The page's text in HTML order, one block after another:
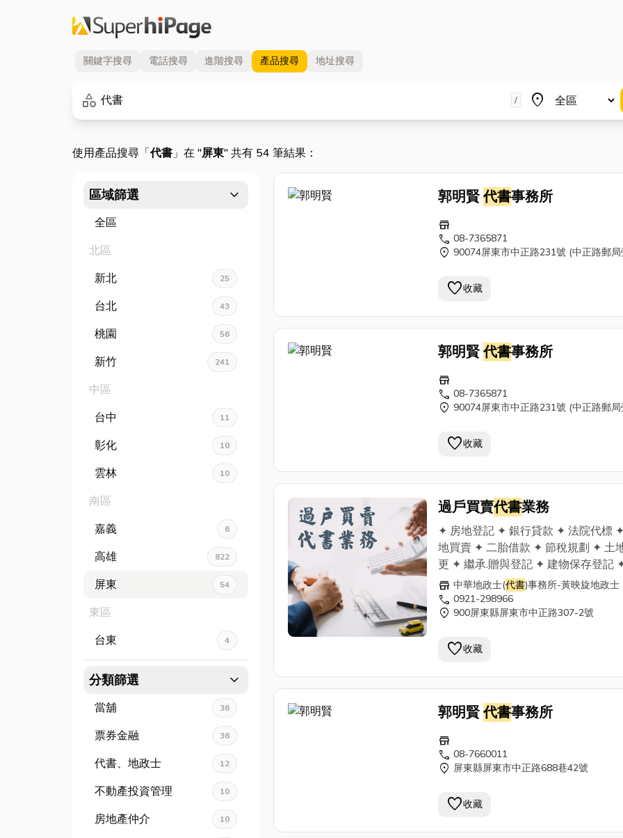
關鍵字搜尋 電話搜尋 進階搜尋 產品搜尋 地址搜尋
category
關鍵字 / place
地區
使用產品搜尋「代書」在 "屏東" 共有 54 筆結果：
區域篩選 expand_more
全區
北區
新北
25
台北 43
桃園 56
新竹 241
中區
台中
11
彰化 10
雲林 10
南區
嘉義
6
高雄 822
屏東 54
東區
台東
4
分類篩選 expand_more
當舖 36
票券金融 36
代書、地政士 12
不動產投資管理 10
房地產仲介 10
郭明賢代書事務所
store
call 08-7365871
location_on 90074屏東市中正路231號 (中正路郵局
favorite收藏
郭明賢代書事務所
store
call 08-7365871
location_on 90074屏東市中正路231號 (中正路郵局
favorite收藏
過戶買賣代書業務
✦ 房地登記 ✦ 銀行貸款 ✦ 法院代標
地買賣 ✦ 二胎借款 ✦ 節稅規劃 ✦ 土
更 ✦ 繼承.贈與登記 ✦ 建物保存登記
地鑑界 ✦ 過戶買賣代書業務 ✦ 土地合
分割登記 行動：0921-298966 電話：
08-7369911 傳真：08-7376811 地
store 中華地政士(代書)事務所-黃映旋地政士
call 0921-298966
location_on 900屏東縣屏東市中正路307-2號
favorite收藏
郭明賢代書事務所
store
call 08-7660011
location_on 屏東縣屏東市中正路688巷42號
favorite收藏